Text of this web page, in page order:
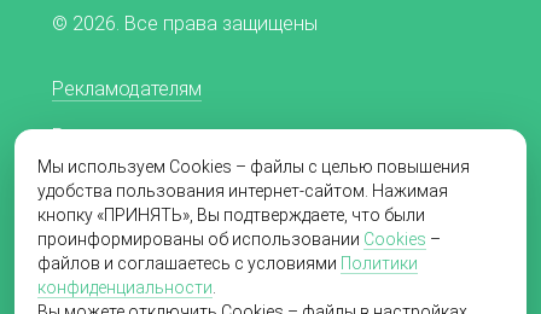
© 2026. Все права защищены
Рекламодателям
Редакционная политика
Согласие на обработку персональных данных
Пользовательское соглашение
Политика в отношении обработки
персональных данных
Мы используем Cookies – файлы с целью повышения
удобства пользования интернет-сайтом. Нажимая
кнопку «ПРИНЯТЬ», Вы подтверждаете, что были
проинформированы об использовании Cookies –
файлов и соглашаетесь с условиями Политики
конфиденциальности